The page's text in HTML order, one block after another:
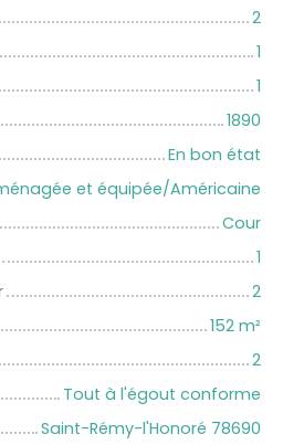
2
1
1
1890
En bon état
et équipée/Américaine
Cour
1
2
152 m²
2
Tout à l'égout conforme
Saint-Rémy-l'Honoré 78690